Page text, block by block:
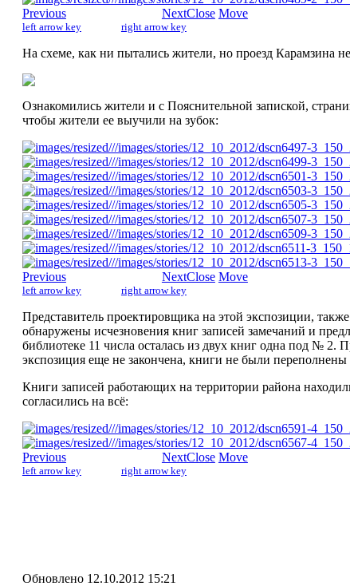
Previous
left arrow key
Next
right arrow key
Close Move
На схеме, как ни пытались жители, но проезд Карамзина
Ознакомились жители и с Пояснительной запиской,
чтобы жители ее выучили на зубок:
Previous
left arrow key
Next
right arrow key
Close Move
Представитель проектировщика на этой экспозиции,
обнаружены исчезновения книг записей замечаний и
библиотеке 11 числа осталась из двух книг одна под №
экспозиция еще не закончена, книги не были
Книги записей работающих на территории района
согласились на всё:
Previous
left arrow key
Next
right arrow key
Close Move
Обновлено 12.10.2012 15:21